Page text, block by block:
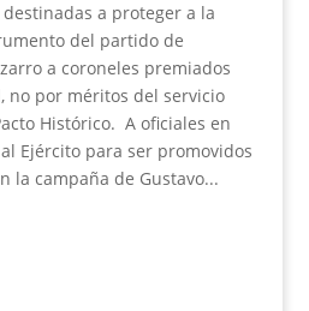
a proteger a la
del partido de
a coroneles premiados
no por méritos del servicio
Histórico. A oficiales en
Ejército para ser promovidos
la campaña de Gustavo...